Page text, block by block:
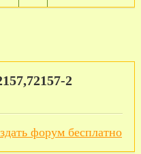
2
форум бесплатно